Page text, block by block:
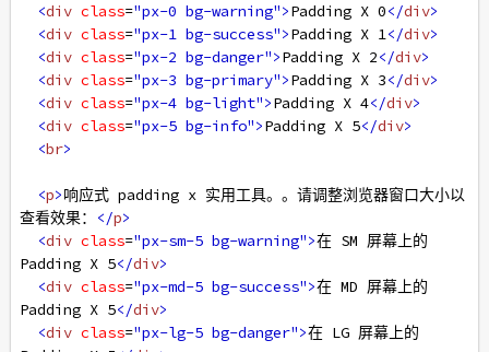
<div class="px-0 bg-warning">Padding X 0</div>
<div class="px-1 bg-success">Padding X 1</div>
<div class="px-2 bg-danger">Padding X 2</div>
<div class="px-3 bg-primary">Padding X 3</div>
<div class="px-4 bg-light">Padding X 4</div>
<div class="px-5 bg-info">Padding X 5</div>
<br>
<p>响应式 padding x 实用工具。。请调整浏览器窗口大小以
查看效果：
</p>
<div class="px-sm-5 bg-warning">在 SM 屏幕上的
Padding X 5</div>
<div class="px-md-5 bg-success">在 MD 屏幕上的
Padding X 5</div>
<div class="px-lg-5 bg-danger">在 LG 屏幕上的